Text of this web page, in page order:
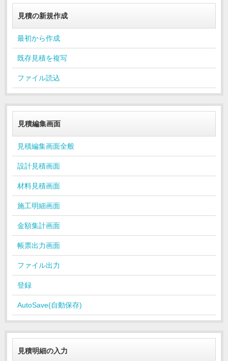
見積の新規作成
最初から作成
既存見積を複写
ファイル読込
見積編集画面
見積編集画面全般
設計見積画面
材料見積画面
施工明細画面
金額集計画面
帳票出力画面
ファイル出力
登録
AutoSave(自動保存)
見積明細の入力